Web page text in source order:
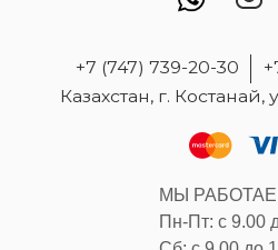
+7 (747) 739-20-30
Казахстан, г.
МЫ
Пн-Пт: с 9.00